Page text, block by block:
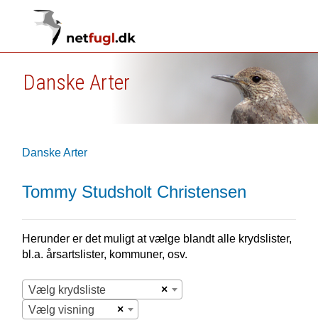
Danske Arter
Danske Arter
Tommy Studsholt Christensen
Herunder er det muligt at vælge blandt alle krydslister,
bl.a. årsartslister, kommuner, osv.
×
Vælg krydsliste
×
Vælg visning